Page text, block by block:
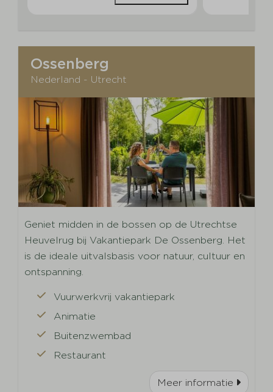
Ossenberg
Nederland - Utrecht
Geniet midden in de bossen op de Utrechtse
Heuvelrug bij Vakantiepark De Ossenberg. Het
is de ideale uitvalsbasis voor natuur, cultuur en
ontspanning.
Vuurwerkvrij vakantiepark
Animatie
Buitenzwembad
Restaurant
Meer informatie